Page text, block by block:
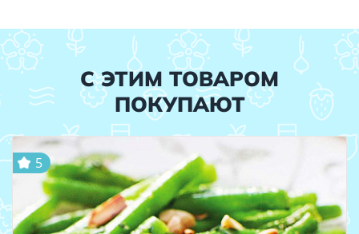
С ЭТИМ ТОВАРОМ
ПОКУПАЮТ
5